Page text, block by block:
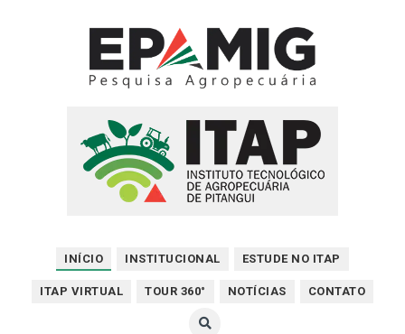
INÍCIO INSTITUCIONAL ESTUDE NO ITAP
ITAP VIRTUAL TOUR 360° NOTÍCIAS CONTATO